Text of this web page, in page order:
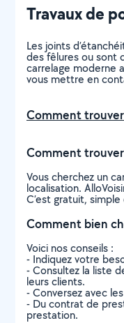
Travaux de
Les joints
des fêlures ou sont
carrelage moderne
vous mettre en
Comment
Comment
Vous cherchez un
localisation.
C’est gratuit,
Comment bien
Voici nos conseils :
- Indiquez votre
- Consultez la liste
leurs clients.
- Conversez avec
- Du contrat de
prestation.